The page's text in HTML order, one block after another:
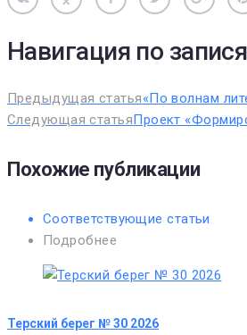
Навигация по
Предыдущая статья«По волнам
Следующая статьяПроект
Похожие публикации
Соответствующие статьи
Подробнее
Терский берег № 30 2026